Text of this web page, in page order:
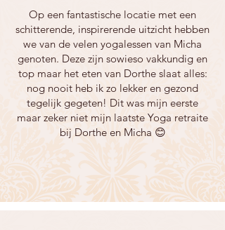
Op een fantastische locatie met een
schitterende, inspirerende uitzicht hebben
we van de velen yogalessen van Micha
genoten. Deze zijn sowieso vakkundig en
top maar het eten van Dorthe slaat alles:
nog nooit heb ik zo lekker en gezond
tegelijk gegeten! Dit was mijn eerste
maar zeker niet mijn laatste Yoga retraite
bij Dorthe en Micha 😊